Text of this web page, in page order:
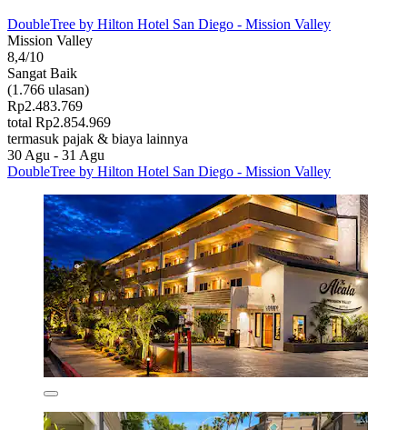
DoubleTree by Hilton Hotel San Diego - Mission Valley
Mission Valley
8,4/10
Sangat Baik
(1.766 ulasan)
Rp2.483.769
total Rp2.854.969
termasuk pajak & biaya lainnya
30 Agu - 31 Agu
DoubleTree by Hilton Hotel San Diego - Mission Valley